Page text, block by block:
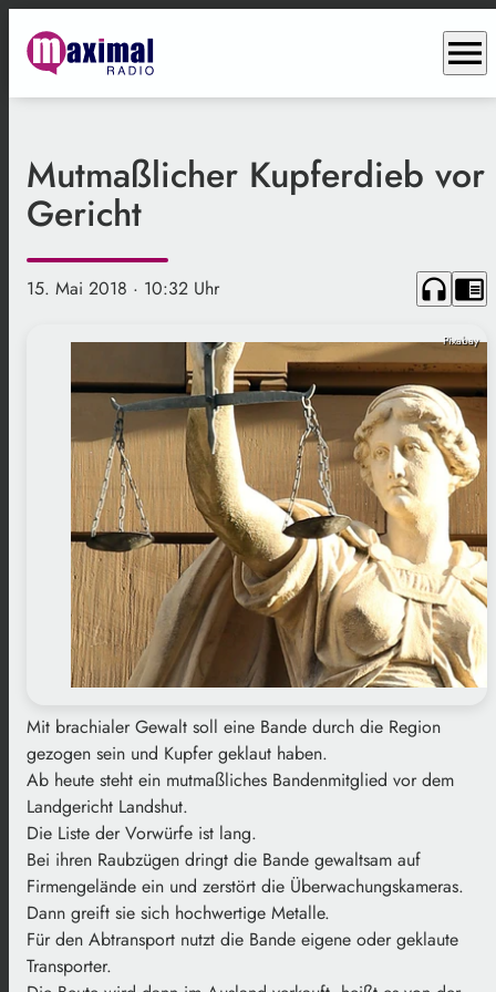
menu
Mutmaßlicher Kupferdieb vor
Gericht
15. Mai 2018 · 10:32 Uhr headphones chrome_reader_mode
Pixabay
Mit brachialer Gewalt soll eine Bande durch die Region
gezogen sein und Kupfer geklaut haben.
Ab heute steht ein mutmaßliches Bandenmitglied vor dem
Landgericht Landshut.
Die Liste der Vorwürfe ist lang.
Bei ihren Raubzügen dringt die Bande gewaltsam auf
Firmengelände ein und zerstört die Überwachungskameras.
Dann greift sie sich hochwertige Metalle.
Für den Abtransport nutzt die Bande eigene oder geklaute
Transporter.